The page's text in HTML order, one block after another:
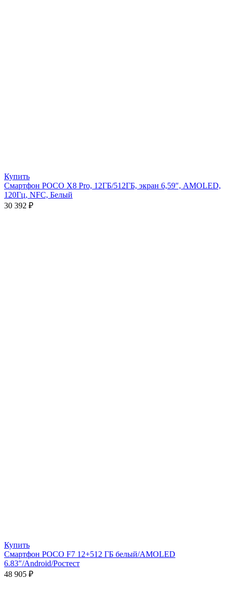
Купить
Смартфон POCO X8 Pro, 12ГБ/512ГБ, экран 6,59″, AMOLED,
120Гц, NFC, Белый
30 392 ₽
Купить
Смартфон POCO F7 12+512 ГБ белый/AMOLED
6.83″/Android/Ростест
48 905 ₽